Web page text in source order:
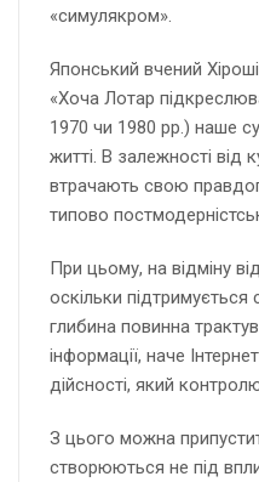
«симулякром».
Японський вчений
«Хоча Лотар
1970 чи 1980 рр.) наше
житті. В залежності від
втрачають свою
типово
При цьому, на відміну
оскільки
глибина повинна
інформації, наче
дійсності, який
З цього можна
створюються не під